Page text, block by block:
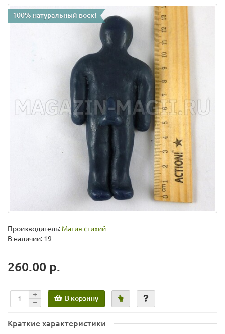
100% натуральный воск!
Производитель: Магия стихий
В наличии: 19
260.00 р.
В корзину
Краткие характеристики